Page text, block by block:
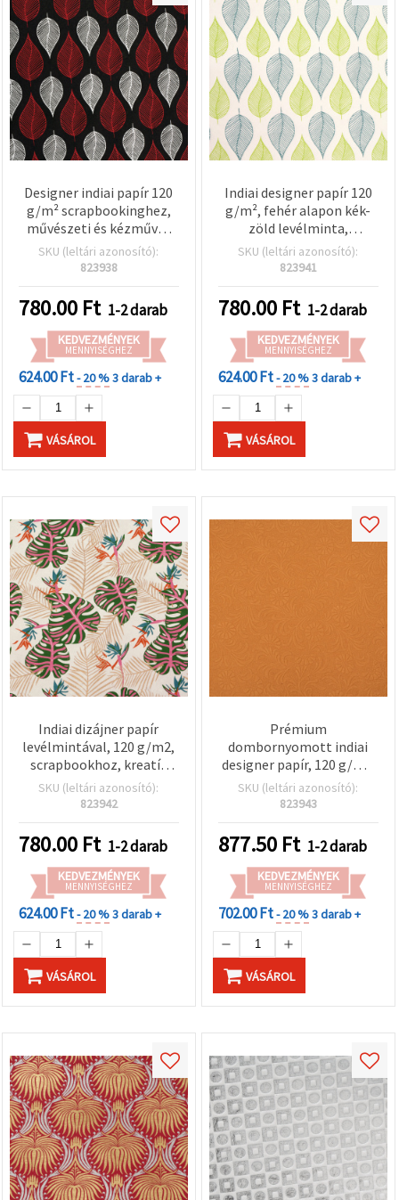
Designer indiai papír 120
g/m² scrapbookinghez,
művészeti és kézműves
alkotáshoz, 56×76 cm –
fehér és piros levelek
SKU (leltári azonosító):
823938
780.00 Ft 1-2 darab
KEDVEZMÉNYEK
MENNYISÉGHEZ
624.00 Ft- 20 %3 darab +
VÁSÁROL
Indiai designer papír 120
g/m², fehér alapon kék-
zöld levélminta,
scrapbookinghoz,
művészeti és kreatív
HP13
SKU (leltári azonosító):
823941
780.00 Ft 1-2 darab
KEDVEZMÉNYEK
MENNYISÉGHEZ
624.00 Ft- 20 %3 darab +
VÁSÁROL
Indiai dizájner papír
levélmintával, 120 g/m2,
scrapbookhoz, kreatív
hobbi és művészeti
kézműves projektekhez,
SKU (leltári azonosító):
823942
780.00 Ft 1-2 darab
KEDVEZMÉNYEK
MENNYISÉGHEZ
624.00 Ft- 20 %3 darab +
VÁSÁROL
Prémium
dombornyomott indiai
designer papír, 120 g/m²,
narancssárga, 56x76 cm –
texturált dekorpapír
kézművességhez,
képeslapkészítéshez és
mixed media
technikákhoz, HP15
SKU (leltári azonosító):
823943
877.50 Ft 1-2 darab
KEDVEZMÉNYEK
MENNYISÉGHEZ
702.00 Ft- 20 %3 darab +
VÁSÁROL